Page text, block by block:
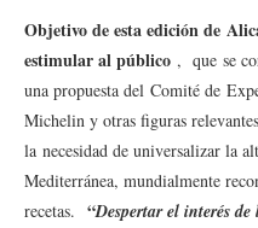
Objetivo de esta edición de
estimular al público , que se
una propuesta del Comité de
Michelin y otras figuras
la necesidad de universalizar la
Mediterránea, mundialmente
recetas. “Despertar el interés